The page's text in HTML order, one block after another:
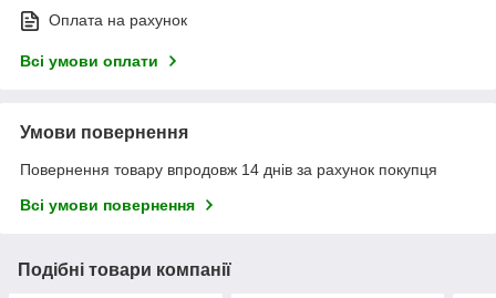
Оплата на рахунок
Всі умови оплати
Умови повернення
Повернення товару впродовж 14 днів за рахунок покупця
Всі умови повернення
Подібні товари компанії